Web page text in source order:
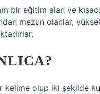
bir eğitim alan ve
mezun olanlar,
olup iki şekilde